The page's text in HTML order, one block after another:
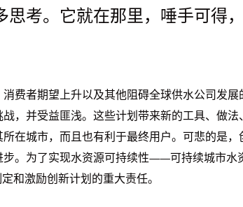
思考。它就在那里，唾手可得
费者期望上升以及其他阻碍全球供水公司发展
，并受益匪浅。这些计划带来新的工具、做法
在城市，而且也有利于最终用户。可悲的是，
。为了实现水资源可持续性——可持续城市水
和激励创新计划的重大责任。